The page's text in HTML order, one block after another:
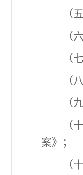
（五
（六
（七
（
（
（
案》；
（